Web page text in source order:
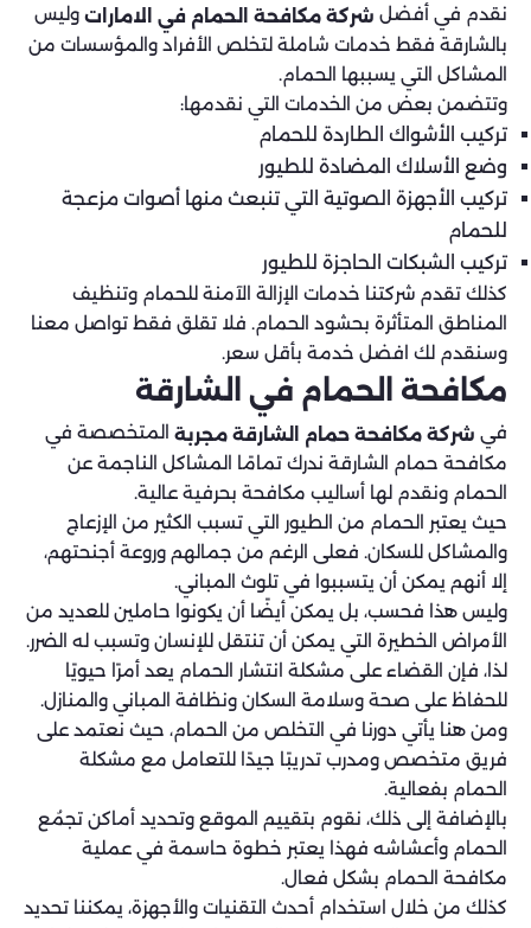
نقدم في أفضل شركة مكافحة الحمام في الامارات وليس
بالشارقة فقط خدمات شاملة لتخلص الأفراد والمؤسسات من
المشاكل التي يسببها الحمام.
وتتضمن بعض من الخدمات التي نقدمها:
تركيب الأشواك الطاردة للحمام
وضع الأسلاك المضادة للطيور
تركيب الأجهزة الصوتية التي تنبعث منها أصوات مزعجة
للحمام
تركيب الشبكات الحاجزة للطيور
كذلك تقدم شركتنا خدمات الإزالة الآمنة للحمام وتنظيف
المناطق المتأثرة بحشود الحمام. فلا تقلق فقط تواصل معنا
وسنقدم لك افضل خدمة بأقل سعر.
مكافحة الحمام في الشارقة
في شركة مكافحة حمام الشارقة مجربة المتخصصة في
مكافحة حمام الشارقة ندرك تمامًا المشاكل الناجمة عن
الحمام ونقدم لها أساليب مكافحة بحرفية عالية.
حيث يعتبر الحمام من الطيور التي تسبب الكثير من الإزعاج
والمشاكل للسكان. فعلى الرغم من جمالهم وروعة أجنحتهم،
إلا أنهم يمكن أن يتسببوا في تلوث المباني.
وليس هذا فحسب، بل يمكن أيضًا أن يكونوا حاملين للعديد من
الأمراض الخطيرة التي يمكن أن تنتقل للإنسان وتسبب له الضرر.
لذا، فإن القضاء على مشكلة انتشار الحمام يعد أمرًا حيويًا
للحفاظ على صحة وسلامة السكان ونظافة المباني والمنازل.
ومن هنا يأتي دورنا في التخلص من الحمام، حيث نعتمد على
فريق متخصص ومدرب تدريبًا جيدًا للتعامل مع مشكلة
الحمام بفعالية.
بالإضافة إلى ذلك، نقوم بتقييم الموقع وتحديد أماكن تجمُع
الحمام وأعشاشه فهذا يعتبر خطوة حاسمة في عملية
مكافحة الحمام بشكل فعال.
كذلك من خلال استخدام أحدث التقنيات والأجهزة، يمكننا تحديد